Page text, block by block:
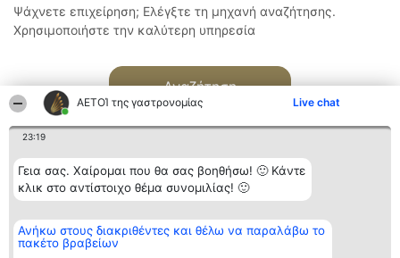
ΑΕΤΟΊ της γαστρονομίας Live chat
23:19
Γεια σας. Χαίρομαι που θα σας βοηθήσω! 🙂 Κάντε
κλικ στο αντίστοιχο θέμα συνομιλίας! 🙂
Ανήκω στους διακριθέντες και θέλω να παραλάβω το
πακέτο βραβείων
Ψάχνετε επιχείρηση; Ελέγξτε τη μηχανή αναζήτησης.
Χρησιμοποιήστε την καλύτερη υπηρεσία
Αναζήτηση
Διοργανωτής της
κατάταξης
BEAUTIFUL COMPANY
Κατάταξη
Διακριθέντες
Επικοινωνία
Επικοινωνία